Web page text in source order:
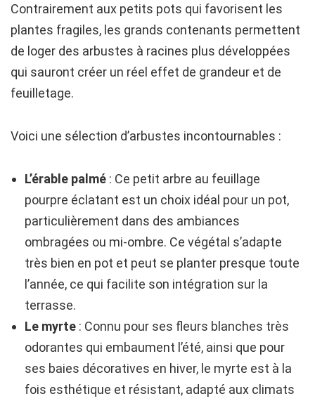
Contrairement aux petits pots qui favorisent les
plantes fragiles, les grands contenants permettent
de loger des arbustes à racines plus développées
qui sauront créer un réel effet de grandeur et de
feuilletage.
Voici une sélection d’arbustes incontournables :
L’érable palmé : Ce petit arbre au feuillage
pourpre éclatant est un choix idéal pour un pot,
particulièrement dans des ambiances
ombragées ou mi-ombre. Ce végétal s’adapte
très bien en pot et peut se planter presque toute
l’année, ce qui facilite son intégration sur la
terrasse.
Le myrte : Connu pour ses fleurs blanches très
odorantes qui embaument l’été, ainsi que pour
ses baies décoratives en hiver, le myrte est à la
fois esthétique et résistant, adapté aux climats